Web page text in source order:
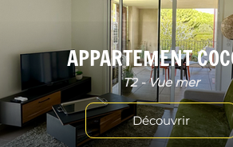
APPARTEMENT
T2 - Vue mer
Découvrir